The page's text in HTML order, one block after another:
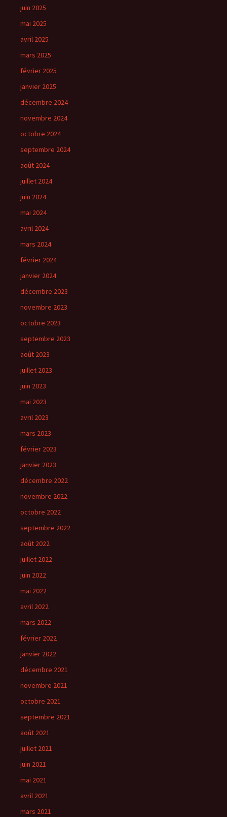
juin 2025
mai 2025
avril 2025
mars 2025
février 2025
janvier 2025
décembre 2024
novembre 2024
octobre 2024
septembre 2024
août 2024
juillet 2024
juin 2024
mai 2024
avril 2024
mars 2024
février 2024
janvier 2024
décembre 2023
novembre 2023
octobre 2023
septembre 2023
août 2023
juillet 2023
juin 2023
mai 2023
avril 2023
mars 2023
février 2023
janvier 2023
décembre 2022
novembre 2022
octobre 2022
septembre 2022
août 2022
juillet 2022
juin 2022
mai 2022
avril 2022
mars 2022
février 2022
janvier 2022
décembre 2021
novembre 2021
octobre 2021
septembre 2021
août 2021
juillet 2021
juin 2021
mai 2021
avril 2021
mars 2021